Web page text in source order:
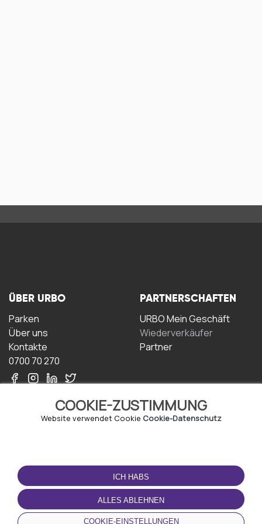
COOKIE-ZUSTIMMUNG
Website verwendet Cookie Cookie-Datenschutz
ICH HABS
ALLES ABLEHNEN
COOKIE-EINSTELLUNGEN
ÜBER URBO
Parken
Über uns
Kontakte
0700 70 270
PARTNERSCHAFTEN
URBO Mein Geschäft
Wiederverkäufer
Partner
NUTZUNGSBEDINGUNGEN
Geschäftsbedingungen
Datenschutz-
Bestimmungen
Cookie-Richtlinie
LADEN SIE DIE APP
HERUNTER